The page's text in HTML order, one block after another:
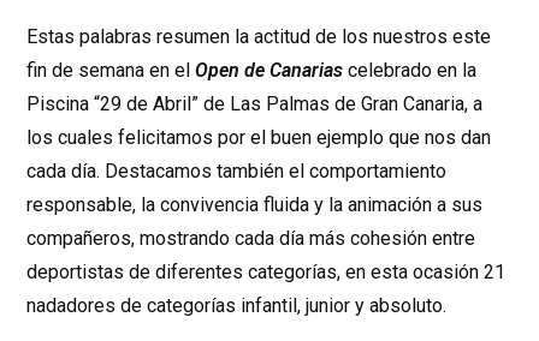
Estas palabras resumen la actitud de los nuestros este
fin de semana en elOpen de Canarias celebrado en la
Piscina “29 de Abril” de Las Palmas de Gran Canaria, a
los cuales felicitamos por el buen ejemplo que nos dan
cada día. Destacamos también el comportamiento
responsable, la convivencia fluida y la animación a sus
compañeros, mostrando cada día más cohesión entre
deportistas de diferentes categorías, en esta ocasión 21
nadadores de categorías infantil, junior y absoluto.